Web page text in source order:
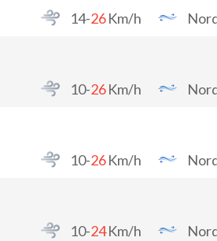
14-26Km/h
10-26Km/h
10-26Km/h
10-24Km/h